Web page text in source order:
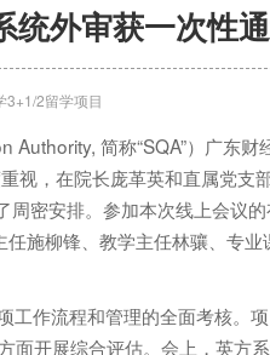
统外审获一次性
3+1/2留学项目
简称“SQA”）广东财
视，在院长庞革英和直属党支
密安排。参加本次线上会议
施柳锋、教学主任林骧、专业
作流程和管理的全面考核。
面开展综合评估。会上，英方